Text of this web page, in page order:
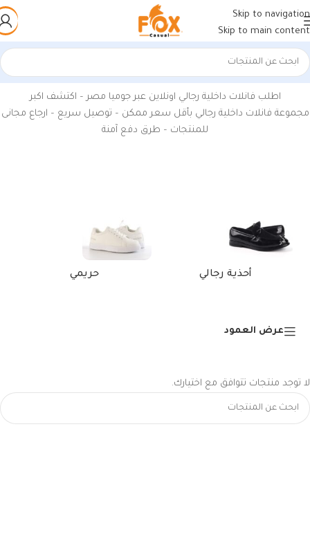
Skip to navigation
Skip to main content
الرئيسية/منتجات تحت الوسم “اسعار الفانلات الداخلية”
اطلب فانلات داخلية رجالي اونلاين عبر جوميا مصر – اكتشف اكبر
مجموعة فانلات داخلية رجالي بأقل سعر ممكن – توصيل سريع – ارجاع مجانى
للمنتجات – طرق دفع آمنة
أحذية رجالي حريمي
عرض العمود
لا توجد منتجات تتوافق مع اختيارك.